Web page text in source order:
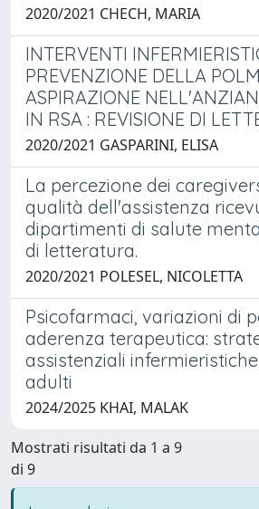
2020/2021 CHECH, MARIA
INTERVENTI
PREVENZIONE DELLA
ASPIRAZIONE
IN RSA : REVISIONE DI
2020/2021 GASPARINI, ELISA
La percezione dei
qualità dell'assistenza
dipartimenti di salute
di letteratura.
2020/2021 POLESEL, NICOLETTA
Psicofarmaci, variazioni di
aderenza terapeutica:
assistenziali
adulti
2024/2025 KHAI, MALAK
Mostrati risultati da 1 a 9
di 9